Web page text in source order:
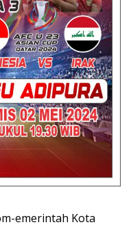
emerintah Kota